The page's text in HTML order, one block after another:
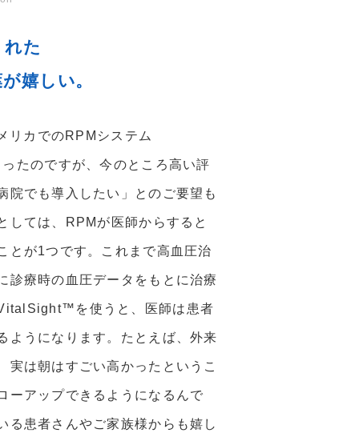
た
嬉しい。
リカでのRPMシステム
たのですが、今のところ高い評
院でも導入したい」とのご要望も
しては、RPMが医師からすると
とが1つです。これまで高血圧治
診療時の血圧データをもとに治療
を使うと、医師は患者
ようになります。たとえば、外来
実は朝はすごい高かったというこ
ーアップできるようになるんで
る患者さんやご家族様からも嬉し